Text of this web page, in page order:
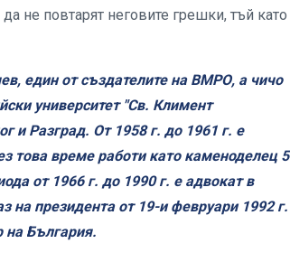
не повтарят неговите грешки, тъй като
един от създателите на ВМРО, а чичо
университет "Св. Климент
и Разград. От 1958 г. до 1961 г. е
това време работи като каменоделец 5
от 1966 г. до 1990 г. е адвокат в
на президента от 19-и февруари 1992 г.
на България.